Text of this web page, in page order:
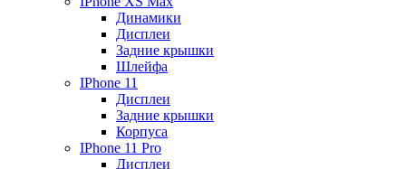
Динамики
Дисплеи
Задние крышки
Шлейфа
IPhone 11
Дисплеи
Задние крышки
Корпуса
IPhone 11 Pro
Дисплеи